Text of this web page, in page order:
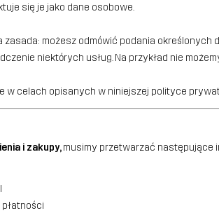
się je jako dane osobowe.
możesz odmówić podania określonych
niektórych usług. Na przykład nie
w celach opisanych w niniejszej polityce
i zakupy,musimy przetwarzać następujące